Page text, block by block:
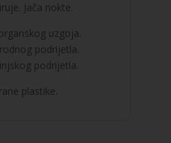
Jača nokte.
uzgoja.
podrijetla.
podrijetla.
plastike.